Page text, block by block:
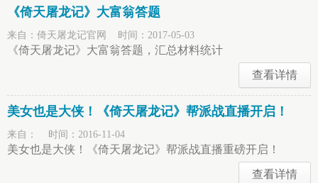
《倚天屠龙记》大富翁答题
来自：倚天屠龙记官网 时间：2017-05-03
《倚天屠龙记》大富翁答题，汇总材料统计
查看详情
美女也是大侠！《倚天屠龙记》帮派战直播开启！
来自： 时间：2016-11-04
美女也是大侠！《倚天屠龙记》帮派战直播重磅开启！
查看详情